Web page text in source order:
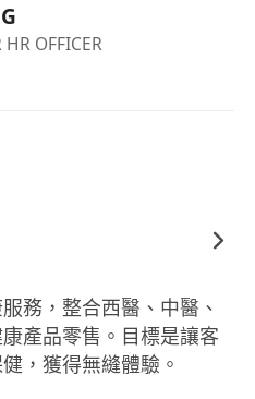
HR OFFICER
務，整合西醫、中醫、
產品零售。目標是讓客
，獲得無縫體驗。